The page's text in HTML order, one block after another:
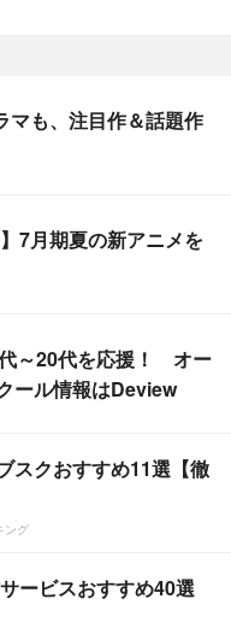
マも、注目作＆話題作
7月期夏の新アニメを
～20代を応援！ オー
ール情報はDeview
スクおすすめ11選【徹
ング
ービスおすすめ40選